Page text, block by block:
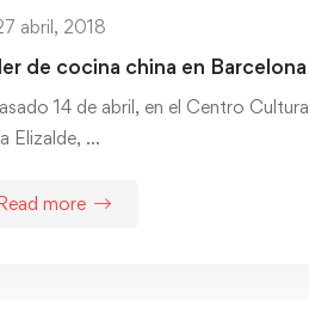
abril, 2018
de cocina china en Barcelona
14 de abril, en el Centro Cultural
Elizalde, …
Read more